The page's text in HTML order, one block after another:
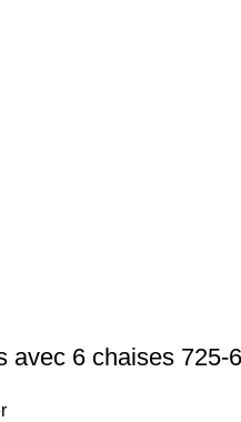
avec 6 chaises 725-6